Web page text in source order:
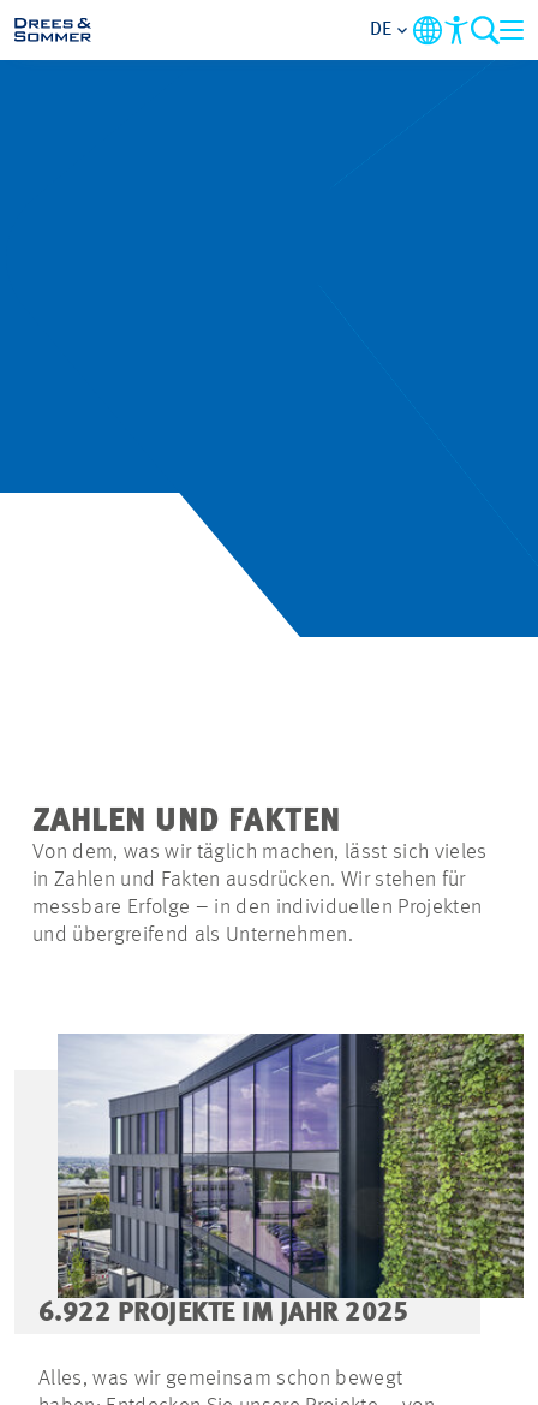
DE
ZAHLEN UND FAKTEN
Von dem, was wir täglich machen, lässt sich vieles
in Zahlen und Fakten ausdrücken. Wir stehen für
messbare Erfolge – in den individuellen Projekten
und übergreifend als Unternehmen.
6.922 PROJEKTE IM JAHR 2025
Alles, was wir gemeinsam schon bewegt